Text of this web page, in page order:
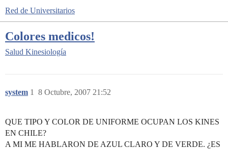
Red de Universitarios
Colores medicos!
Salud Kinesiología
system 8 Octubre, 2007 21:52
1
QUE TIPO Y COLOR DE UNIFORME OCUPAN LOS KINES
EN CHILE?
A MI ME HABLARON DE AZUL CLARO Y DE VERDE. ¿ES